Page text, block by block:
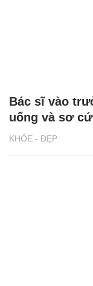
KHỎE - ĐẸP
Bác sĩ vào
uống và sơ